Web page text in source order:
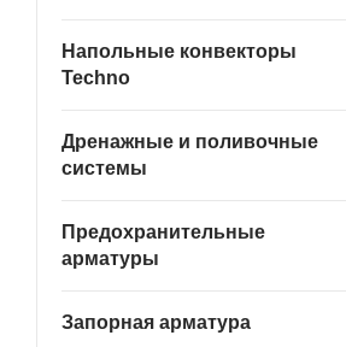
Напольные конвекторы
Techno
Дренажные и поливочные
системы
Предохранительные
арматуры
Запорная арматура